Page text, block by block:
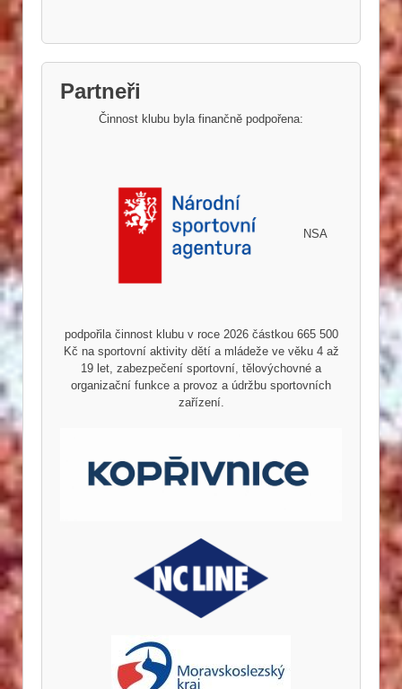
Partneři
Činnost klubu byla finančně podpořena:
NSA
podpořila činnost klubu v roce 2026 částkou 665 500
Kč na sportovní aktivity dětí a mládeže ve věku 4 až
19 let, zabezpečení sportovní, tělovýchovné a
organizační funkce a provoz a údržbu sportovních
zařízení.